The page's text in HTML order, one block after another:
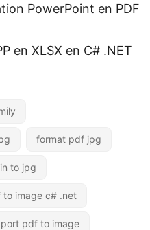
PowerPoint en PDF
en XLSX en C# .NET
format pdf jpg
to jpg
to image c# .net
pdf to image